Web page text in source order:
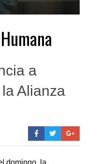
a
Alianza